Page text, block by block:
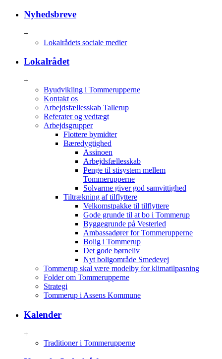
Nyhedsbreve
+
Lokalrådets sociale medier
Lokalrådet
+
Byudvikling i Tommerupperne
Kontakt os
Arbejdsfællesskab Tallerup
Referater og vedtægt
Arbejdsgrupper
Flottere bymidter
Bæredygtighed
Assinoen
Arbejdsfællesskab
Penge til stisystem mellem
Tommerupperne
Solvarme giver god samvittighed
Tiltrækning af tilflyttere
Velkomstpakke til tilflyttere
Gode grunde til at bo i Tommerup
Byggegrunde på Vesterled
Ambassadører for Tommerupperne
Bolig i Tommerup
Det gode børneliv
Nyt boligområde Smedevej
Tommerup skal være modelby for klimatilpasning
Folder om Tommerupperne
Strategi
Tommerup i Assens Kommune
Kalender
+
Traditioner i Tommerupperne